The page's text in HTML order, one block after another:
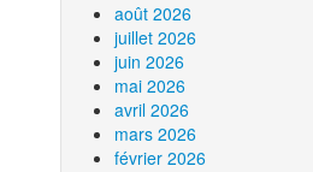
août 2026
juillet 2026
juin 2026
mai 2026
avril 2026
mars 2026
février 2026